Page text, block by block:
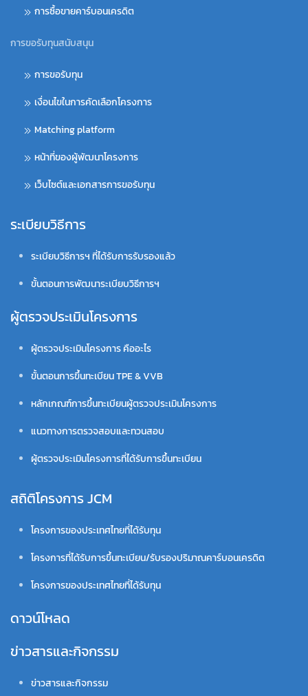
การซื้อขายคาร์บอนเครดิต
การขอรับทุนสนับสนุน
การขอรับทุน
เงื่อนไขในการคัดเลือกโครงการ
Matching platform
หน้าที่ของผู้พัฒนาโครงการ
เว็บไซต์และเอกสารการขอรับทุน
ระเบียบวิธีการ
ระเบียบวิธีการฯ ที่ได้รับการรับรองแล้ว
ขั้นตอนการพัฒนาระเบียบวิธีการฯ
ผู้ตรวจประเมินโครงการ
ผู้ตรวจประเมินโครงการ คืออะไร
ขั้นตอนการขึ้นทะเบียน TPE & VVB
หลักเกณฑ์การขึ้นทะเบียนผู้ตรวจประเมินโครงการ
แนวทางการตรวจสอบและทวนสอบ
ผู้ตรวจประเมินโครงการที่ได้รับการขึ้นทะเบียน
สถิติโครงการ JCM
โครงการของประเทศไทยที่ได้รับทุน
โครงการที่ได้รับการขึ้นทะเบียน/รับรองปริมาณคาร์บอนเครดิต
โครงการของประเทศไทยที่ได้รับทุน
ดาวน์โหลด
ข่าวสารและกิจกรรม
ข่าวสารและกิจกรรม